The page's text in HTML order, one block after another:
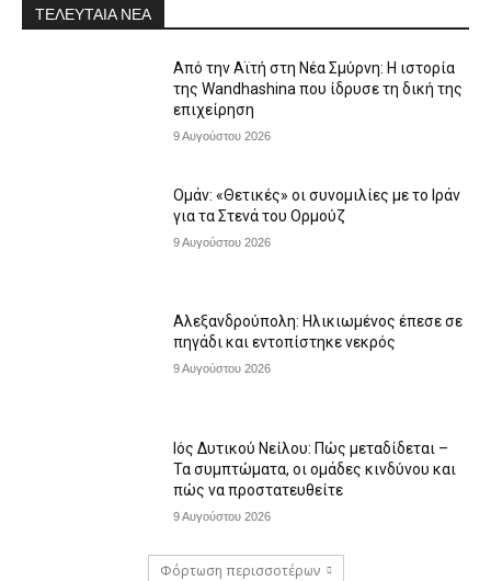
ΤΕΛΕΥΤΑΙΑ ΝΕΑ
Από την Αϊτή στη Νέα Σμύρνη: Η ιστορία
της Wandhashina που ίδρυσε τη δική της
επιχείρηση
9 Αυγούστου 2026
Ομάν: «Θετικές» οι συνομιλίες με το Ιράν
για τα Στενά του Ορμούζ
9 Αυγούστου 2026
Αλεξανδρούπολη: Ηλικιωμένος έπεσε σε
πηγάδι και εντοπίστηκε νεκρός
9 Αυγούστου 2026
Ιός Δυτικού Νείλου: Πώς μεταδίδεται –
Τα συμπτώματα, οι ομάδες κινδύνου και
πώς να προστατευθείτε
9 Αυγούστου 2026
Φόρτωση περισσοτέρων